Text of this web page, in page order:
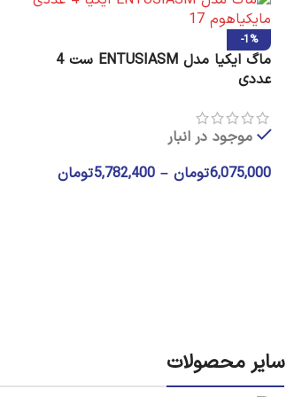
-1%
ماگ ایکیا مدل ENTUSIASM ست 4
عددی
موجود در انبار
6,075,000تومان –
5,782,400تومان
سایر محصولات